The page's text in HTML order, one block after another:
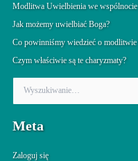
Modlitwa Uwielbienia we wspólnocie
Jak możemy uwielbiać Boga?
Co powinniśmy wiedzieć o modlitwie
Czym właściwie są te charyzmaty?
k
j
Meta
Zaloguj się